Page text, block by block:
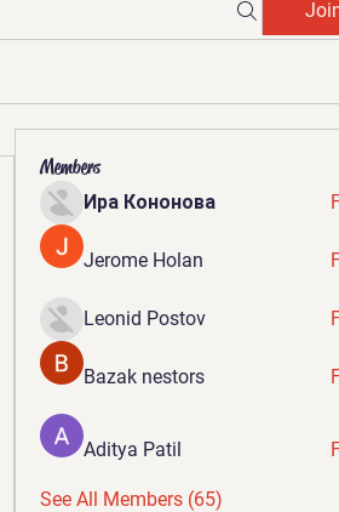
Members
Ира Кононова
Jerome Holan
Leonid Postov
Bazak nestors
Aditya Patil
See All Members (65)